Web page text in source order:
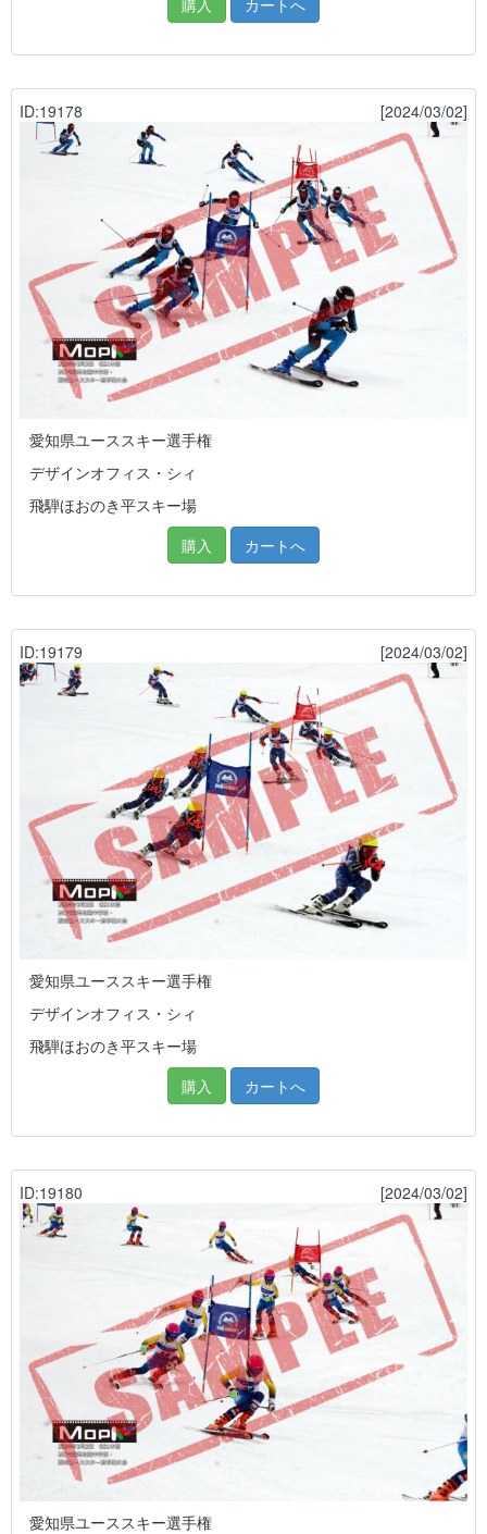
購入 カートへ
ID:19178 [2024/03/02]
愛知県ユーススキー選手権
デザインオフィス・シィ
飛騨ほおのき平スキー場
購入
カートへ
ID:19179 [2024/03/02]
愛知県ユーススキー選手権
デザインオフィス・シィ
飛騨ほおのき平スキー場
購入
カートへ
ID:19180 [2024/03/02]
愛知県ユーススキー選手権